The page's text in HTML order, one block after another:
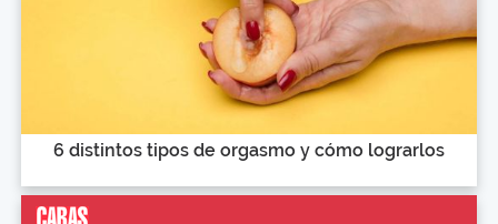
6 distintos tipos de orgasmo y cómo lograrlos